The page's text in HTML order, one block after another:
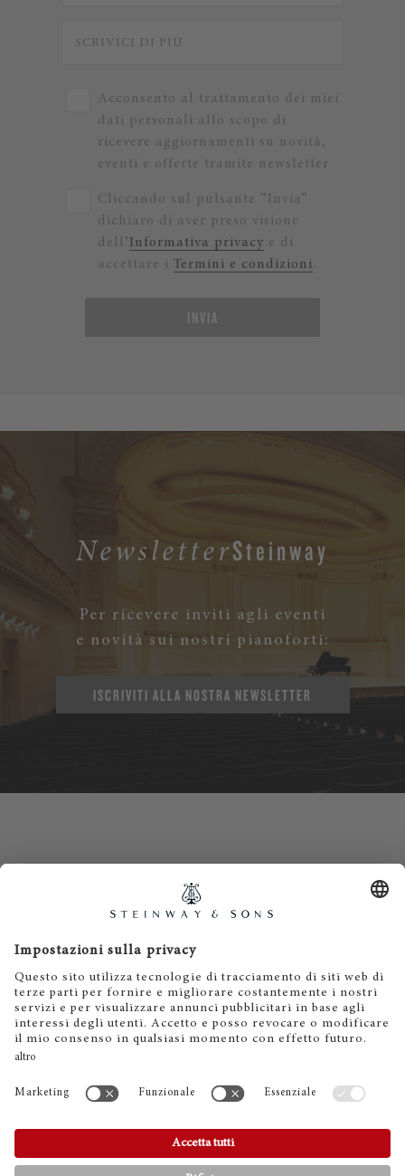
Acconsento al trattamento dei miei
dati personali allo scopo di
ricevere aggiornamenti su novità,
eventi e offerte tramite newsletter
Cliccando sul pulsante “Invia”
dichiaro di aver preso visione
dell’Informativa privacy e di
accettare i Termini e condizioni.
INVIA
NewsletterSteinway
Per ricevere inviti agli eventi
e novità sui nostri pianoforti:
ISCRIVITI ALLA NOSTRA NEWSLETTER
Informativa privacy
Termini e condizioni
Cookies